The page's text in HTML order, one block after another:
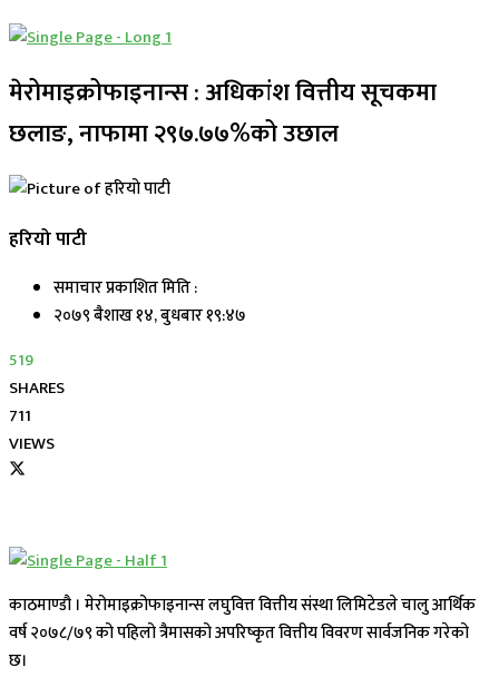
मेरोमाइक्रोफाइनान्स : अधिकांश वित्तीय सूचकमा
छलाङ, नाफामा २९७.७७%को उछाल
हरियो पाटी
समाचार प्रकाशित मिति :
२०७९ बैशाख १४, बुधबार १९:४७
519
SHARES
711
VIEWS
काठमाण्डौ । मेरोमाइक्रोफाइनान्स लघुवित्त वित्तीय संस्था लिमिटेडले चालु आर्थिक
वर्ष २०७८/७९ को पहिलो त्रैमासको अपरिष्कृत वित्तीय विवरण सार्वजनिक गरेको
छ।